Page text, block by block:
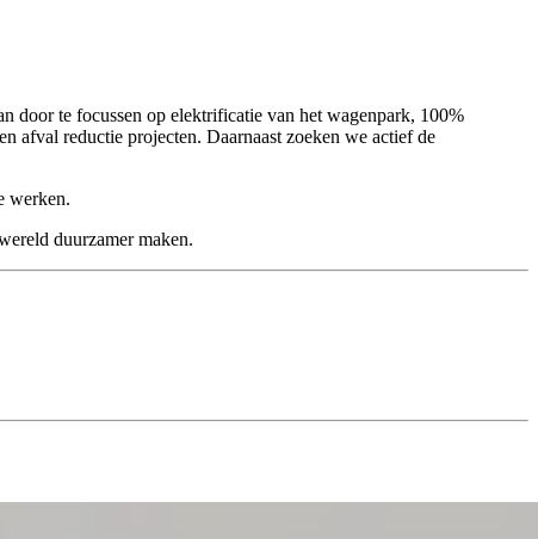
door te focussen op elektrificatie van het wagenpark, 100%
afval reductie projecten. Daarnaast zoeken we actief de
werken.
duurzamer maken.